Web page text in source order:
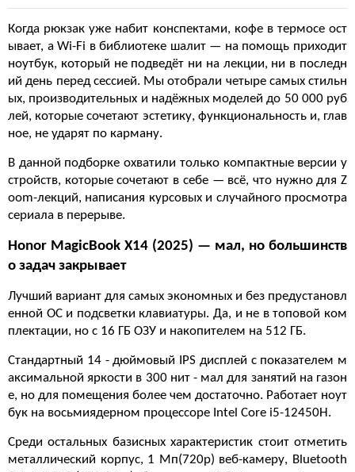
Когда рюкзак уже набит конспектами, кофе в термосе ост
ывает, а Wi-Fi в библиотеке шалит — на помощь приходит
ноутбук, который не подведёт ни на лекции, ни в последн
ий день перед сессией. Мы отобрали четыре самых стильн
ых, производительных и надёжных моделей до 50 000 руб
лей, которые сочетают эстетику, функциональность и, глав
ное, не ударят по карману.
В данной подборке охватили только компактные версии у
стройств, которые сочетают в себе — всё, что нужно для Z
oom-лекций, написания курсовых и случайного просмотра
сериала в перерыве.
Honor MagicBook X14 (2025) — мал, но большинств
о задач закрывает
Лучший вариант для самых экономных и без предустановл
енной ОС и подсветки клавиатуры. Да, и не в топовой ком
плектации, но с 16 ГБ ОЗУ и накопителем на 512 ГБ.
Стандартный 14 - дюймовый IPS дисплей с показателем м
аксимальной яркости в 300 нит - мал для занятий на газон
е, но для помещения более чем достаточно. Работает ноут
бук на восьмиядерном процессоре Intel Core i5-12450H.
Среди остальных базисных характеристик стоит отметить
металлический корпус, 1 Мп(720р) веб-камеру, Bluetooth